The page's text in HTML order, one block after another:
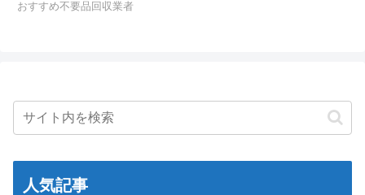
おすすめ不要品回収業者
人気記事